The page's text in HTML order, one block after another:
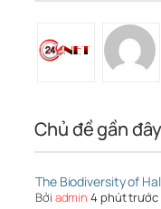
Chủ đề gần đây
The Biodiversity of
Bởi admin 4 phút trước